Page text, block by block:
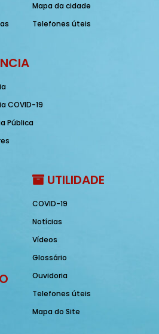
Mapa da cidade
Telefones úteis
COVID-19
Pública
UTILIDADE
COVID-19
Notícias
Vídeos
Glossário
Ouvidoria
Telefones úteis
Mapa do Site